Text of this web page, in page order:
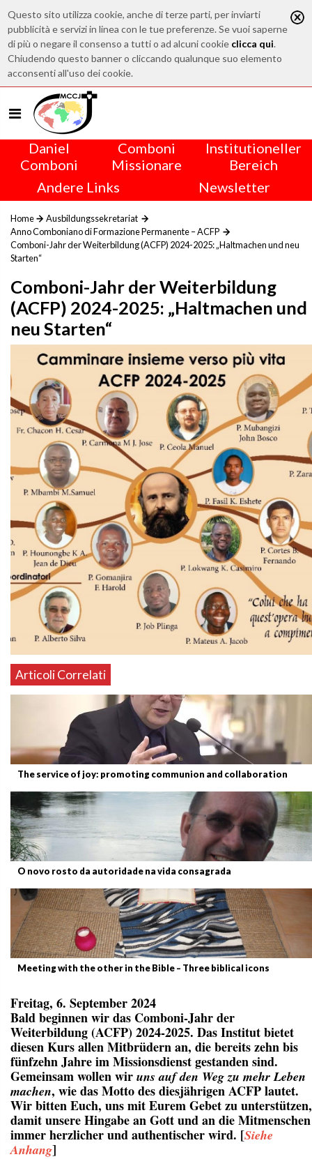
Questo sito utilizza cookie, anche di terze parti, per inviarti
pubblicità e servizi in linea con le tue preferenze. Se vuoi saperne
di più o negare il consenso a tutti o ad alcuni cookie clicca qui.
Chiudendo questo banner o cliccando qualunque suo elemento
acconsenti all'uso dei cookie.
Daniel
Comboni
Comboni
Missionare
Institutioneller
Bereich
Andere Links
Newsletter
Home
Ausbildungssekretariat
Anno Comboniano di Formazione Permanente – ACFP
Comboni-Jahr der Weiterbildung (ACFP) 2024-2025: „Haltmachen und neu
Starten“
Comboni-Jahr der Weiterbildung
(ACFP) 2024-2025: „Haltmachen und
neu Starten“
Articoli Correlati
The service of joy: promoting communion and collaboration
O novo rosto da autoridade na vida consagrada
Meeting with the other in the Bible – Three biblical icons
Freitag, 6. September 2024
Bald beginnen wir das Comboni-Jahr der
Weiterbildung (ACFP) 2024-2025. Das Institut bietet
diesen Kurs allen Mitbrüdern an, die bereits zehn bis
fünfzehn Jahre im Missionsdienst gestanden sind.
Gemeinsam wollen wir uns auf den Weg zu mehr Leben
machen, wie das Motto des diesjährigen ACFP lautet.
Wir bitten Euch, uns mit Eurem Gebet zu unterstützen,
damit unsere Hingabe an Gott und an die Mitmenschen
immer herzlicher und authentischer wird. [Siehe
Anhang]